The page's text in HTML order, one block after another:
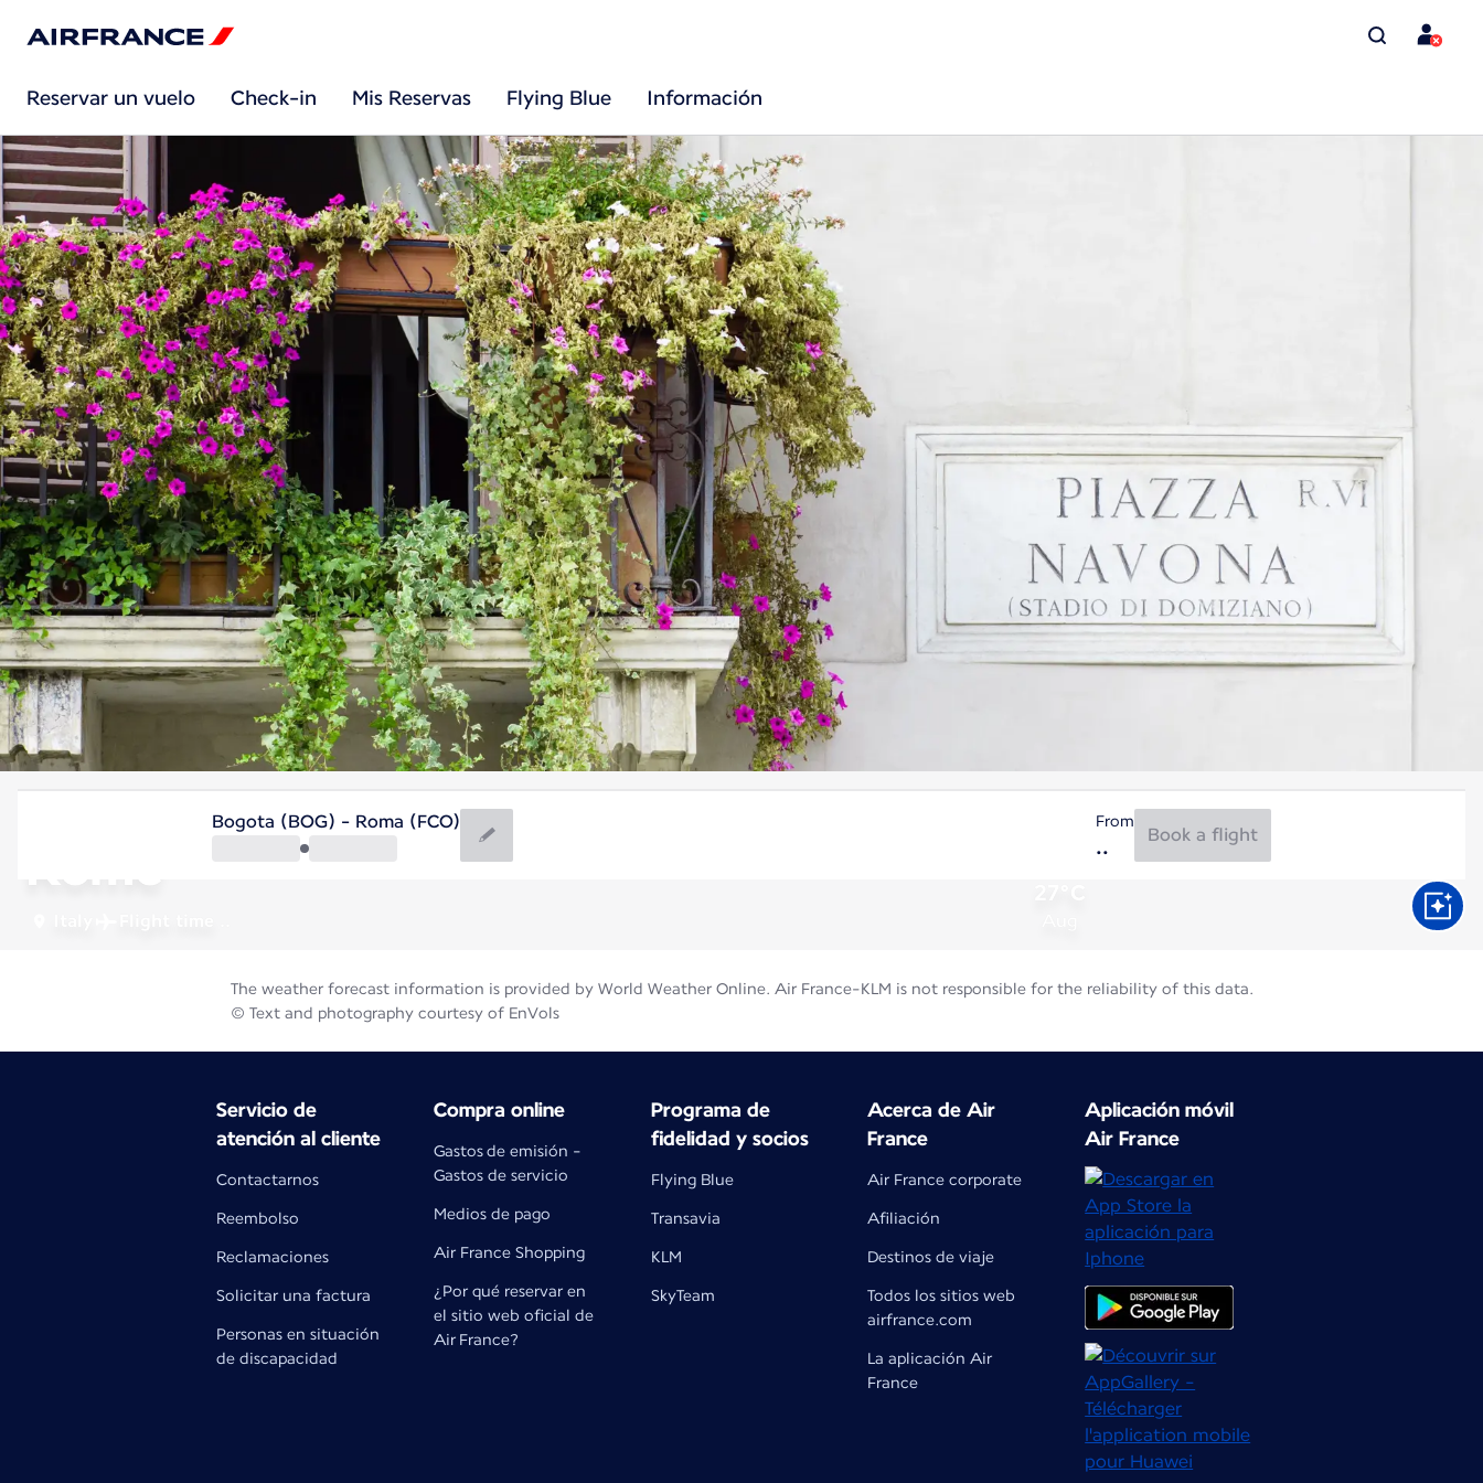
Reservar un vuelo Check-in Mis Reservas Flying Blue Información
Rome
Bogota (BOG) - Roma (FCO) From
Book a flight
The weather forecast information is provided by World Weather Online. Air France-KLM is not responsible for the reliability of this data.
© Text and photography courtesy of EnVols
Servicio de
atención al cliente
Contactarnos
Reembolso
Reclamaciones
Solicitar una factura
Personas en situación
de discapacidad
Compra online
Gastos de emisión -
Gastos de servicio
Medios de pago
Air France Shopping
¿Por qué reservar en
el sitio web oficial de
Air France?
Programa de
fidelidad y socios
Flying Blue
Transavia
KLM
SkyTeam
Acerca de Air
France
Air France corporate
Afiliación
Destinos de viaje
Todos los sitios web
airfrance.com
La aplicación Air
France
Aplicación móvil
Air France